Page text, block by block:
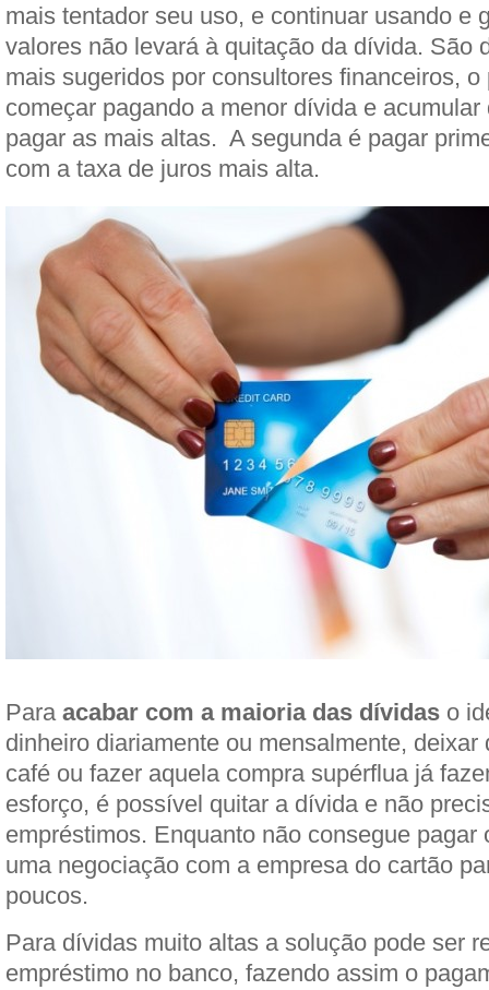
mais tentador seu uso, e continuar usando e
valores não levará à quitação da dívida. São
mais sugeridos por consultores financeiros, o
começar pagando a menor dívida e acumular
pagar as mais altas. A segunda é pagar
com a taxa de juros mais alta.
Para acabar com a maioria das dívidas o
dinheiro diariamente ou mensalmente, deixar
café ou fazer aquela compra supérflua já
esforço, é possível quitar a dívida e não
empréstimos. Enquanto não consegue pagar
uma negociação com a empresa do cartão
poucos.
Para dívidas muito altas a solução pode ser
empréstimo no banco, fazendo assim o